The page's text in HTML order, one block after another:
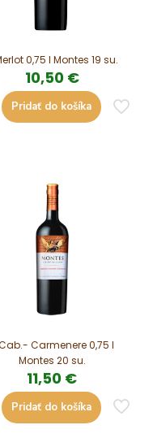
0,75 l Montes 19 su.
10,50 €
Pridať do košíka
Carmenere 0,75 l
Montes 20 su.
11,50 €
Pridať do košíka